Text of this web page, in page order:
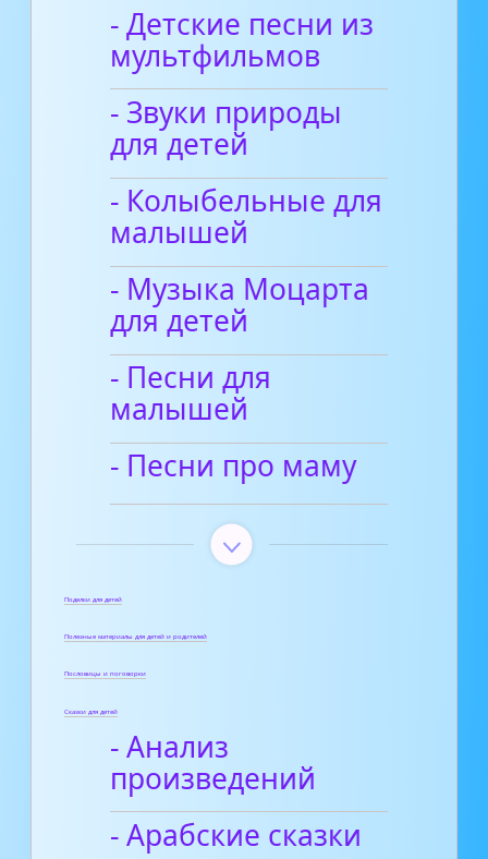
- Детские песни из
мультфильмов
- Звуки природы
для детей
- Колыбельные для
малышей
- Музыка Моцарта
для детей
- Песни для
малышей
- Песни про маму
Поделки для детей
Полезные материалы для детей и родителей
Пословицы и поговорки
Сказки для детей
- Анализ
произведений
- Арабские сказки